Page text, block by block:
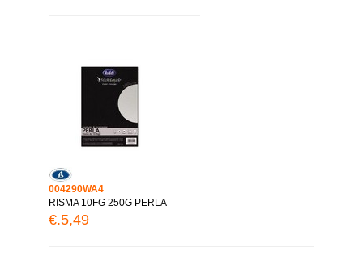
004290WA4
RISMA 10FG 250G PERLA
€.5,49